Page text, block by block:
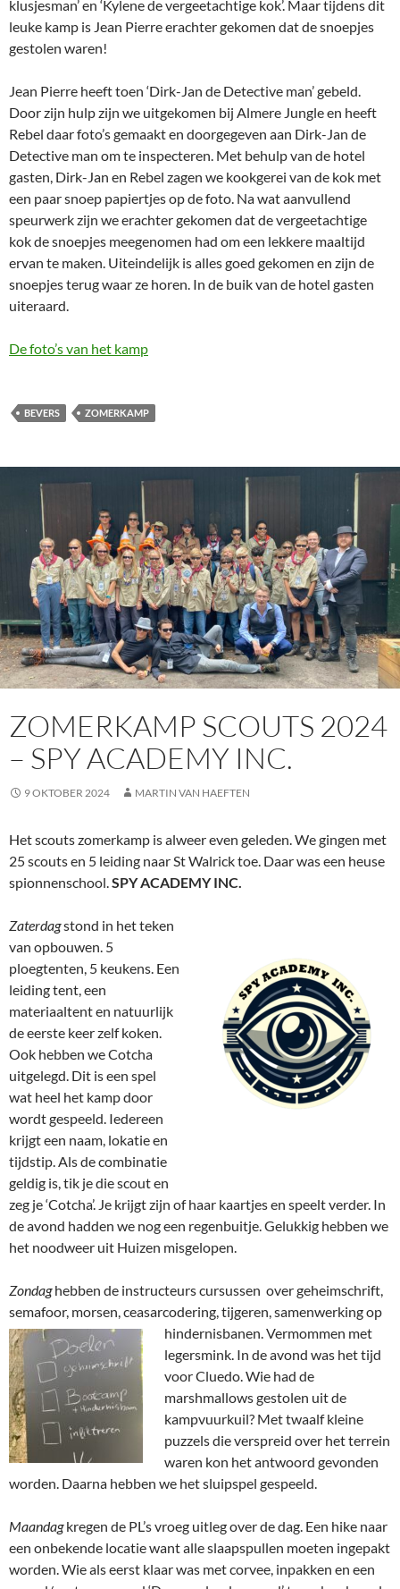
klusjesman’ en ‘Kylene de vergeetachtige kok’. Maar tijdens dit
leuke kamp is Jean Pierre erachter gekomen dat de snoepjes
gestolen waren!
Jean Pierre heeft toen ‘Dirk-Jan de Detective man’ gebeld.
Door zijn hulp zijn we uitgekomen bij Almere Jungle en heeft
Rebel daar foto’s gemaakt en doorgegeven aan Dirk-Jan de
Detective man om te inspecteren. Met behulp van de hotel
gasten, Dirk-Jan en Rebel zagen we kookgerei van de kok met
een paar snoep papiertjes op de foto. Na wat aanvullend
speurwerk zijn we erachter gekomen dat de vergeetachtige
kok de snoepjes meegenomen had om een lekkere maaltijd
ervan te maken. Uiteindelijk is alles goed gekomen en zijn de
snoepjes terug waar ze horen. In de buik van de hotel gasten
uiteraard.
De foto’s van het kamp
BEVERS ZOMERKAMP
ZOMERKAMP SCOUTS 2024
– SPY ACADEMY INC.
9 OKTOBER 2024 MARTIN VAN HAEFTEN
Het scouts zomerkamp is alweer even geleden. We gingen met
25 scouts en 5 leiding naar St Walrick toe. Daar was een heuse
spionnenschool.SPY ACADEMY INC.
Zaterdagstond in het teken
van opbouwen. 5
ploegtenten, 5 keukens. Een
leiding tent, een
materiaaltent en natuurlijk
de eerste keer zelf koken.
Ook hebben we Cotcha
uitgelegd. Dit is een spel
wat heel het kamp door
wordt gespeeld. Iedereen
krijgt een naam, lokatie en
tijdstip. Als de combinatie
geldig is, tik je die scout en
zeg je ‘Cotcha’. Je krijgt zijn of haar kaartjes en speelt verder. In
de avond hadden we nog een regenbuitje. Gelukkig hebben we
het noodweer uit Huizen misgelopen.
Zondaghebben de instructeurs cursussen over geheimschrift,
semafoor, morsen, ceasarcodering, tijgeren, samenwerking op
hindernisbanen. Vermommen met
legersmink. In de avond was het tijd
voor Cluedo. Wie had de
marshmallows gestolen uit de
kampvuurkuil? Met twaalf kleine
puzzels die verspreid over het terrein
waren kon het antwoord gevonden
worden. Daarna hebben we het sluipspel gespeeld.
Maandagkregen de PL’s vroeg uitleg over de dag. Een hike naar
een onbekende locatie want alle slaapspullen moeten ingepakt
worden. Wie als eerst klaar was met corvee, inpakken en een